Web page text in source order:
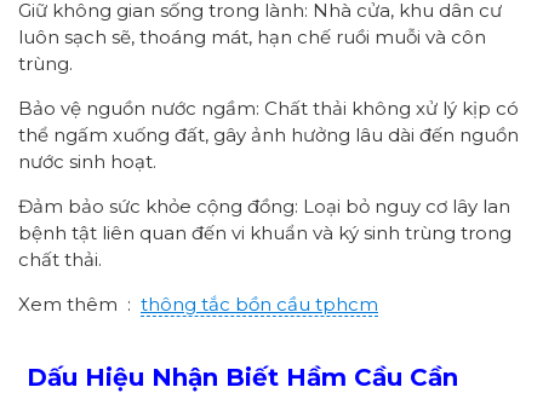
Giữ không gian sống trong lành: Nhà cửa, khu dân cư
luôn sạch sẽ, thoáng mát, hạn chế ruồi muỗi và côn
trùng.
Bảo vệ nguồn nước ngầm: Chất thải không xử lý kịp có
thể ngấm xuống đất, gây ảnh hưởng lâu dài đến nguồn
nước sinh hoạt.
Đảm bảo sức khỏe cộng đồng: Loại bỏ nguy cơ lây lan
bệnh tật liên quan đến vi khuẩn và ký sinh trùng trong
chất thải.
Xem thêm : thông tắc bồn cầu tphcm
Dấu Hiệu Nhận Biết Hầm Cầu Cần